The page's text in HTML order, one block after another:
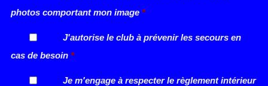
photos comportant mon image *
J'autorise le club à prévenir les secours en
cas de besoin *
Je m'engage à respecter le règlement intérieur